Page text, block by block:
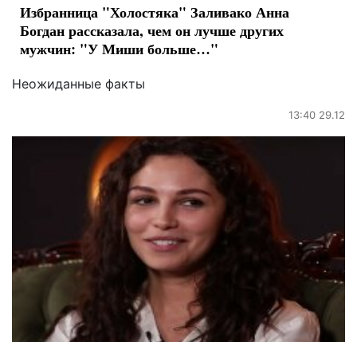
Избранница "Холостяка" Заливако Анна
Богдан рассказала, чем он лучше других
мужчин: "У Миши больше…"
Неожиданные факты
13:40 29.12